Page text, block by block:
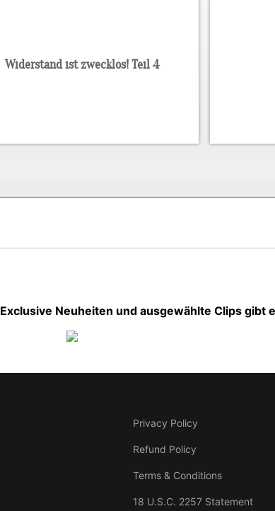
Widerstand ist zwecklos! Teil 4
Exclusive Neuheiten und ausgewählte Clips
Privacy Policy
Refund Policy
Terms & Conditions
18 U.S.C. 2257 Statement